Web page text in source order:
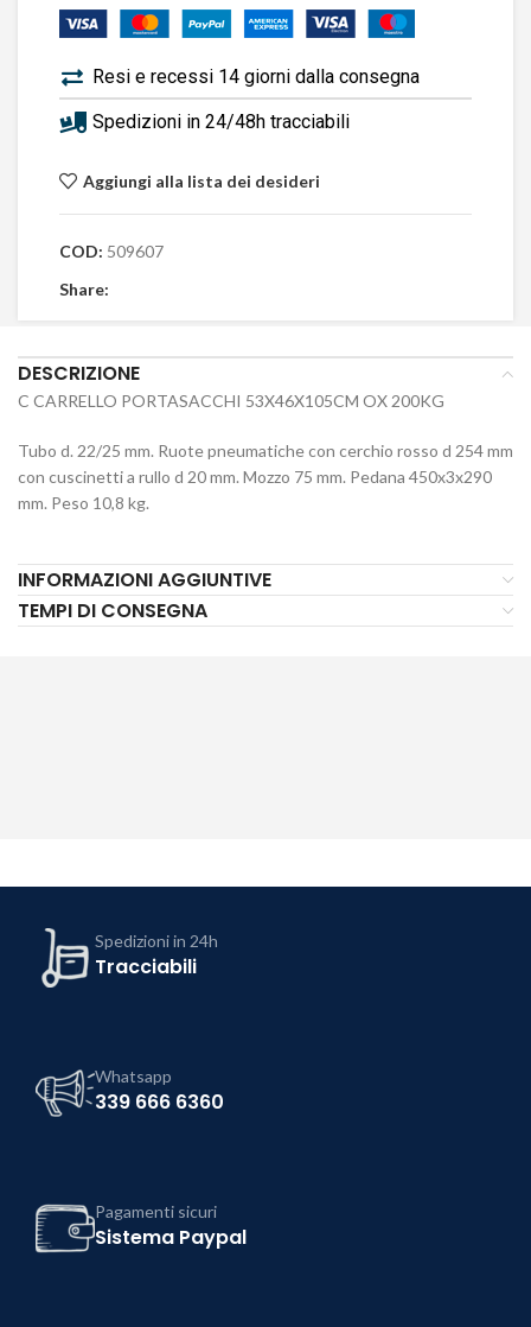
Resi e recessi 14 giorni dalla consegna
Spedizioni in 24/48h tracciabili
Aggiungi alla lista dei desideri
COD: 509607
Share:
DESCRIZIONE
C CARRELLO PORTASACCHI 53X46X105CM OX 200KG
Tubo d. 22/25 mm. Ruote pneumatiche con cerchio rosso d 254 mm
con cuscinetti a rullo d 20 mm. Mozzo 75 mm. Pedana 450x3x290
mm. Peso 10,8 kg.
INFORMAZIONI AGGIUNTIVE
TEMPI DI CONSEGNA
Spedizioni in 24h
Tracciabili
Whatsapp
339 666 6360
Pagamenti sicuri
Sistema Paypal